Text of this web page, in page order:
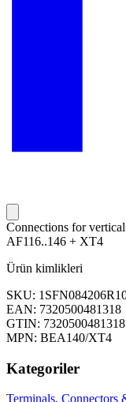
Connections for
AF116..146 + XT4
Ürün kimlikleri
SKU:
EAN: 7320500481318
GTIN: 7320500481318
MPN: BEA140/XT4
Kategoriler
Terminals, Connectors